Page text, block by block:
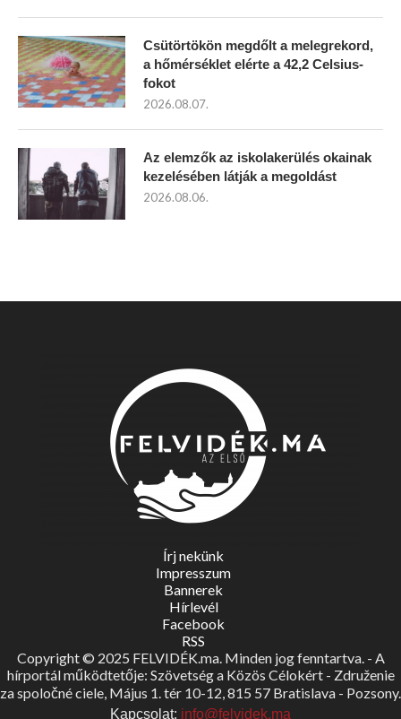
Csütörtökön megdőlt a melegrekord,
a hőmérséklet elérte a 42,2 Celsius-
fokot
2026.08.07.
Az elemzők az iskolakerülés okainak
kezelésében látják a megoldást
2026.08.06.
Írj nekünk
Impresszum
Bannerek
Hírlevél
Facebook
RSS
Copyright © 2025 FELVIDÉK.ma. Minden jog fenntartva. - A
hírportál működtetője: Szövetség a Közös Célokért - Združenie
za spoločné ciele, Május 1. tér 10-12, 815 57 Bratislava - Pozsony.
Kapcsolat: info@felvidek.ma